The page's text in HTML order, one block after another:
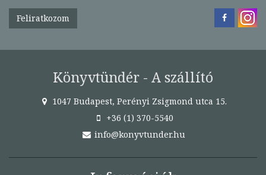
Feliratkozom
Könyvtündér - A szállító
1047 Budapest, Perényi Zsigmond utca 15.
+36 (1) 370-5540
info@konyvtunder.hu